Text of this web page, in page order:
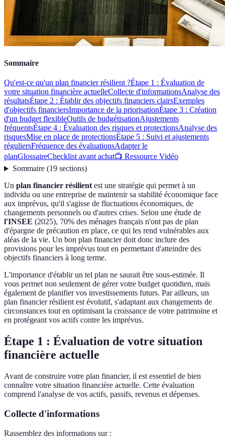
Sommaire
Qu'est-ce qu'un plan financier résilient ?Étape 1 : Évaluation de
votre situation financière actuelleCollecte d'informationsAnalyse des
résultatsÉtape 2 : Établir des objectifs financiers clairsExemples
d'objectifs financiersImportance de la priorisationÉtape 3 : Création
d'un budget flexibleOutils de budgétisationAjustements
fréquentsÉtape 4 : Évaluation des risques et protectionsAnalyse des
risquesMise en place de protectionsÉtape 5 : Suivi et ajustements
réguliersFréquence des évaluationsAdapter le
planGlossaireChecklist avant achat📺 Ressource Vidéo
Sommaire(19 sections)
Un plan financier résilientest une stratégie qui permet à un
individu ou une entreprise de maintenir sa stabilité économique face
aux imprévus, qu'il s'agisse de fluctuations économiques, de
changements personnels ou d'autres crises. Selon une étude de
l'INSEE (2025), 70% des ménages français n'ont pas de plan
d'épargne de précaution en place, ce qui les rend vulnérables aux
aléas de la vie. Un bon plan financier doit donc inclure des
provisions pour les imprévus tout en permettant d'atteindre des
objectifs financiers à long terme.
L'importance d'établir un tel plan ne saurait être sous-estimée. Il
vous permet non seulement de gérer votre budget quotidien, mais
également de planifier vos investissements futurs. Par ailleurs, un
plan financier résilient est évolutif, s'adaptant aux changements de
circonstances tout en optimisant la croissance de votre patrimoine et
en protégeant vos actifs contre les imprévus.
Étape 1 : Évaluation de votre situation
financière actuelle
Avant de construire votre plan financier, il est essentiel de bien
connaître votre situation financière actuelle. Cette évaluation
comprend l'analyse de vos actifs, passifs, revenus et dépenses.
Collecte d'informations
Rassemblez des informations sur :